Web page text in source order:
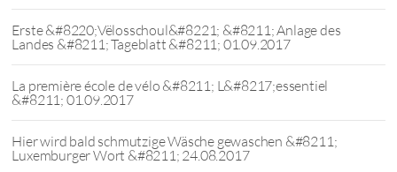
Erste &#8220;Vëlosschoul&#8221; &#8211; Anlage des
Landes &#8211; Tageblatt &#8211; 01.09.2017
La première école de vélo &#8211; L&#8217;essentiel
&#8211; 01.09.2017
Hier wird bald schmutzige Wäsche gewaschen &#8211;
Luxemburger Wort &#8211; 24.08.2017